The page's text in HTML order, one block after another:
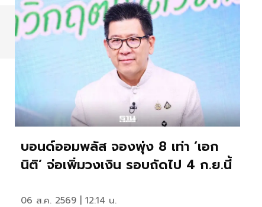
บอนด์ออมพลัส จองพุ่ง 8 เท่า ‘เอก
นิติ’ จ่อเพิ่มวงเงิน รอบถัดไป 4 ก.ย.นี้
06 ส.ค. 2569 | 12:14 น.